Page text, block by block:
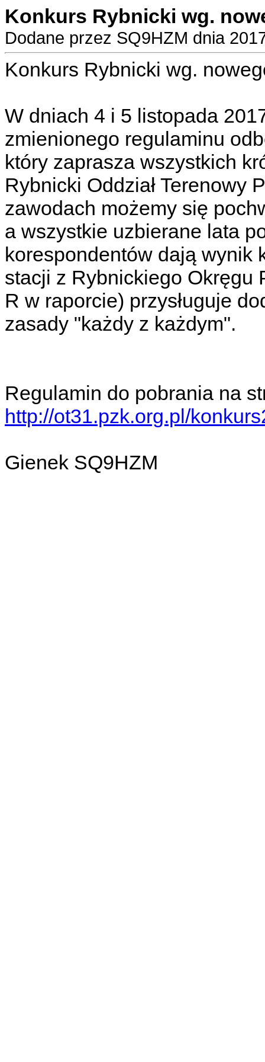
Konkurs Rybnicki wg.
Dodane przez SQ9HZM dnia
Konkurs Rybnicki wg.
W dniach 4 i 5 listopada
zmienionego regulaminu
który zaprasza wszystkich
Rybnicki Oddział Terenowy
zawodach możemy się
a wszystkie uzbierane lata
korespondentów dają wynik
stacji z Rybnickiego Okręgu
R w raporcie) przysługuje
zasady "każdy z każdym".
Regulamin do pobrania na
http://ot31.pzk.org.pl/
Gienek SQ9HZM